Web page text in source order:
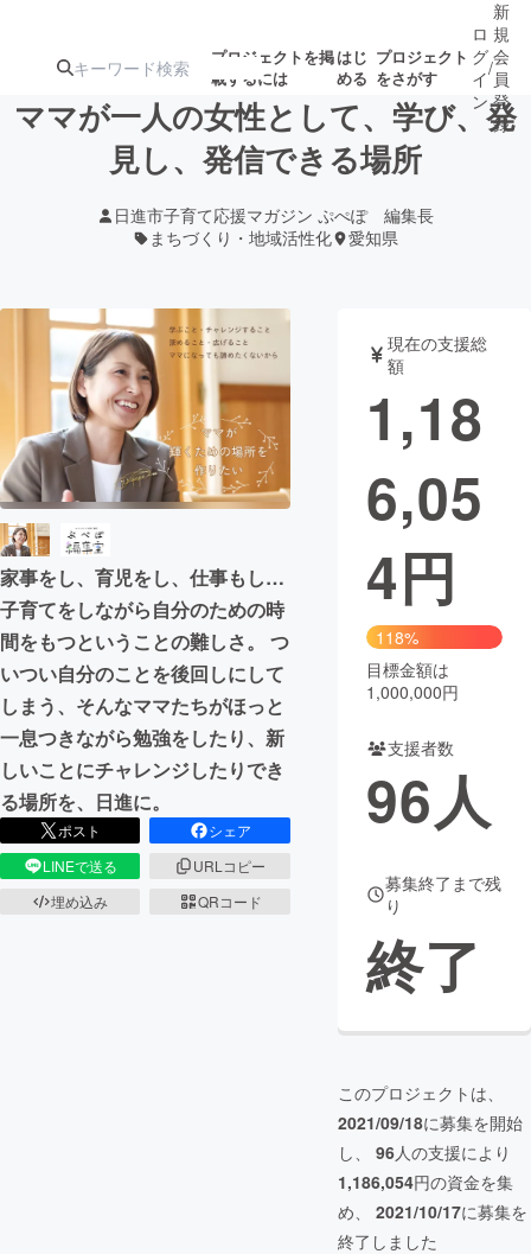
プロジェクトを掲
載するには
はじ
める
プロジェクト
をさがす
注目のリ
ターン
注目の新着プロ
ジェクト
募集終了が近いプ
ロジェクト
されます
アート・写真
テクノロジー・ガジェット
映像・映画 書籍・雑誌
ビジネス・起業 チャレンジ
まちづくり・地域活性化
CAMPFIRE for Social Good CAMPFIRE Creation
CAMPFIREふるさと納税machi-ya コミュニティ
ロ
グ
イ
ン
/
新
規
会
員
登
録
ママが一人の女性として、学び、発
見し、発信できる場所
日進市子育て応援マガジン ぷぺぽ 編集長
まちづくり・地域活性化
愛知県
家事をし、育児をし、仕事もし…
子育てをしながら自分のための時
間をもつということの難しさ。 つ
いつい自分のことを後回しにして
しまう、そんなママたちがほっと
一息つきながら勉強をしたり、新
しいことにチャレンジしたりでき
る場所を、日進に。
ポスト
シェア
LINEで送る
URLコピー
埋め込み
QRコード
現在の支援総
額
1,18
6,05
4円
118%
目標金額は
1,000,000円
支援者数
96人
募集終了まで残
り
終了
このプロジェクトは、
2021/09/18に募集を開始
し、 96人の支援により
1,186,054円の資金を集
め、 2021/10/17に募集を
終了しました